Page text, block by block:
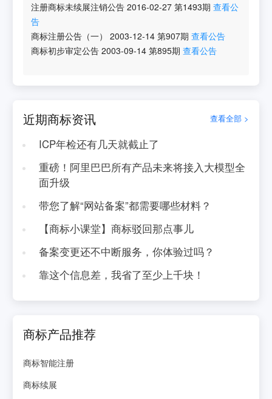
注册商标未续展注销公告 2016-02-27 第1493期 查看公
告
商标注册公告（一）
2003-12-14 第907期 查看公告
商标初步审定公告 2003-09-14 第895期 查看公告
近期商标资讯 查看全部 >
ICP年检还有几天就截止了
重磅！阿里巴巴所有产品未来将接入大模型全
面升级
带您了解“网站备案”都需要哪些材料？
【商标小课堂】商标驳回那点事儿
备案变更还不中断服务，你体验过吗？
靠这个信息差，我省了至少上千块！
商标产品推荐
商标智能注册
商标续展